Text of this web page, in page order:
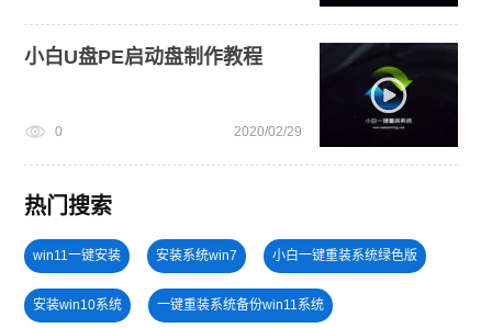
小白U盘PE启动盘制作教程
0 2020/02/29
热门搜索
win11一键安装 安装系统win7 小白一键重装系统绿色版
安装win10系统 一键重装系统备份win11系统